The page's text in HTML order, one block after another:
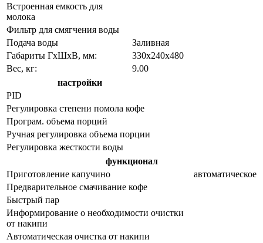
Встроенная емкость для
молока
Фильтр для смягчения воды
Подача воды
Заливная
Габариты ГхШхВ, мм:
330х240х480
Вес, кг:
9.00
настройки
PID
Регулировка степени помола кофе
Програм. объема порций
Ручная регулировка объема порции
Регулировка жесткости воды
функционал
Приготовление капучино
автоматическое
Предварительное смачивание кофе
Быстрый пар
Информирование о необходимости очистки
от накипи
Автоматическая очистка от накипи